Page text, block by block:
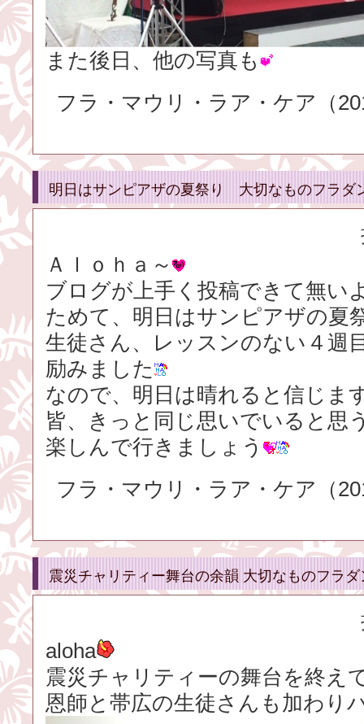
また後日、他の写真も
フラ・マウリ・ラア・ケア（
明日はサンピアザの夏祭り 大切なものフラダ
Ａｌｏｈａ～
ブログが上手く投稿できて無い
ためて、明日はサンピアザの夏
生徒さん、レッスンのない４週
励みました
なので、明日は晴れると信じま
皆、きっと同じ思いでいると思
楽しんで行きましょう
フラ・マウリ・ラア・ケア（
震災チャリティー舞台の余韻 大切なものフラダ
aloha
震災チャリティーの舞台を終え
恩師と帯広の生徒さんも加わり